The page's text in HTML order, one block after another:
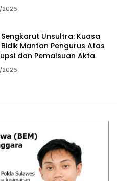
2026
Unsultra: Kuasa
Mantan Pengurus Atas
dan Pemalsuan Akta
2026